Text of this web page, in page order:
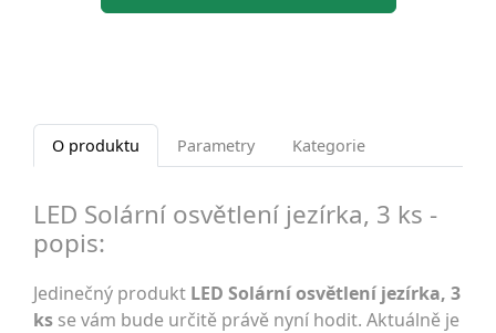
O produktu Parametry Kategorie
LED Solární osvětlení jezírka, 3 ks -
popis:
Jedinečný produkt LED Solární osvětlení jezírka, 3
ks se vám bude určitě právě nyní hodit. Aktuálně je